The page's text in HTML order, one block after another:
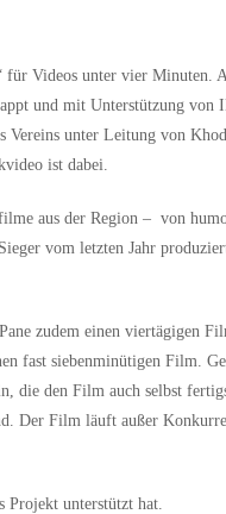
Videos unter vier Minuten.
und mit Unterstützung
Vereins unter Leitung von
ist dabei.
aus der Region – von
vom letzten Jahr
zudem einen viertägigen
fast siebenminütigen Film.
die den Film auch selbst
Der Film läuft außer
Projekt unterstützt hat.